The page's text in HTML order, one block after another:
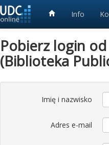
Info
Pobierz login
(Biblioteka
Imię i nazwisko
Adres e-mail